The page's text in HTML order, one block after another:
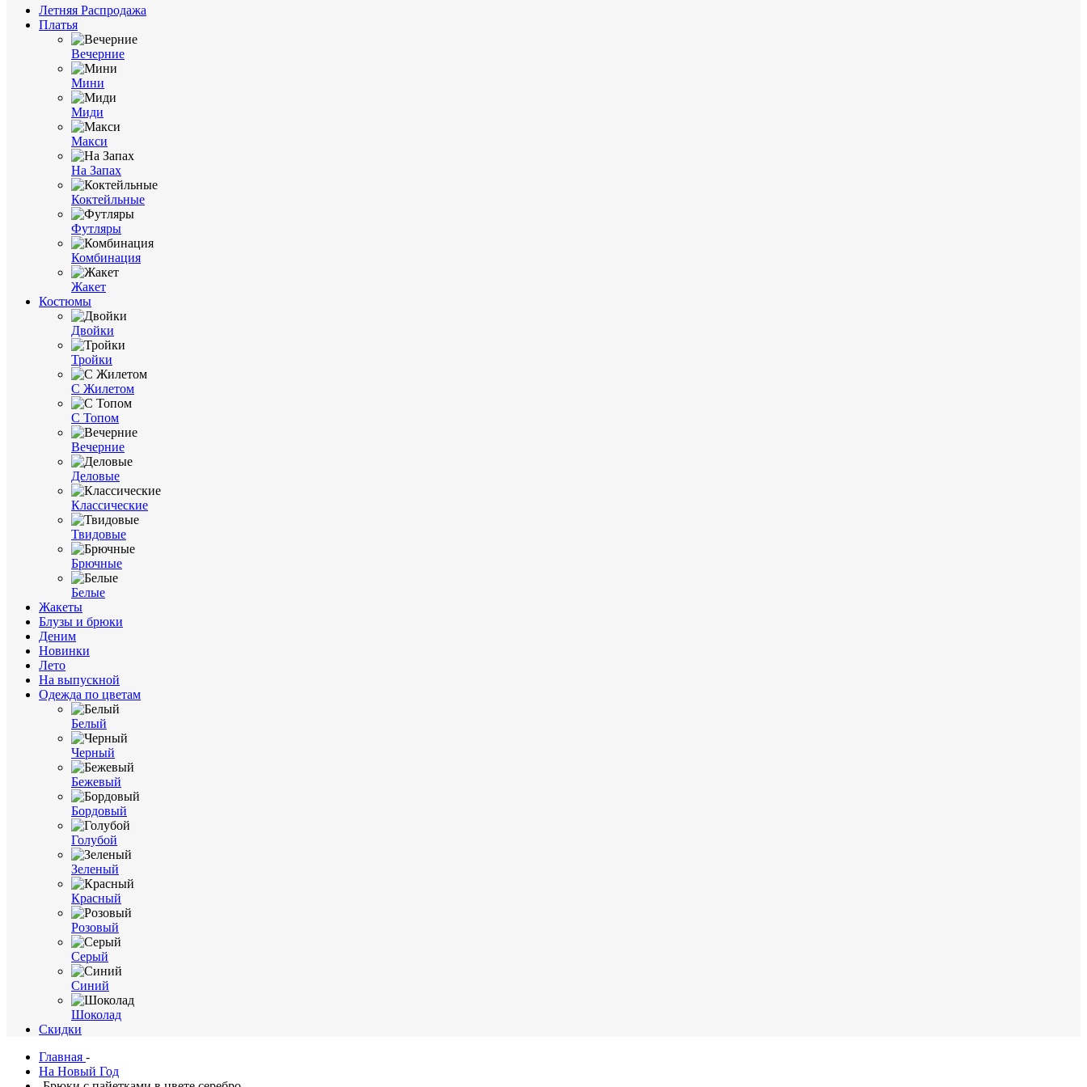
Летняя Распродажа
Платья
Вечерние
Мини
Миди
Макси
На Запах
Коктейльные
Футляры
Комбинация
Жакет
Костюмы
Двойки
Тройки
С Жилетом
С Топом
Вечерние
Деловые
Классические
Твидовые
Брючные
Белые
Жакеты
Блузы и брюки
Деним
Новинки
Лето
На выпускной
Одежда по цветам
Белый
Черный
Бежевый
Бордовый
Голубой
Зеленый
Красный
Розовый
Серый
Синий
Шоколад
Cкидки
Главная -
На Новый Год